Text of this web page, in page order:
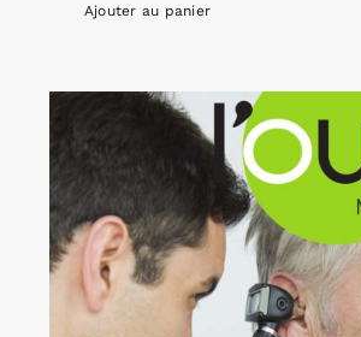
Ajouter au panier